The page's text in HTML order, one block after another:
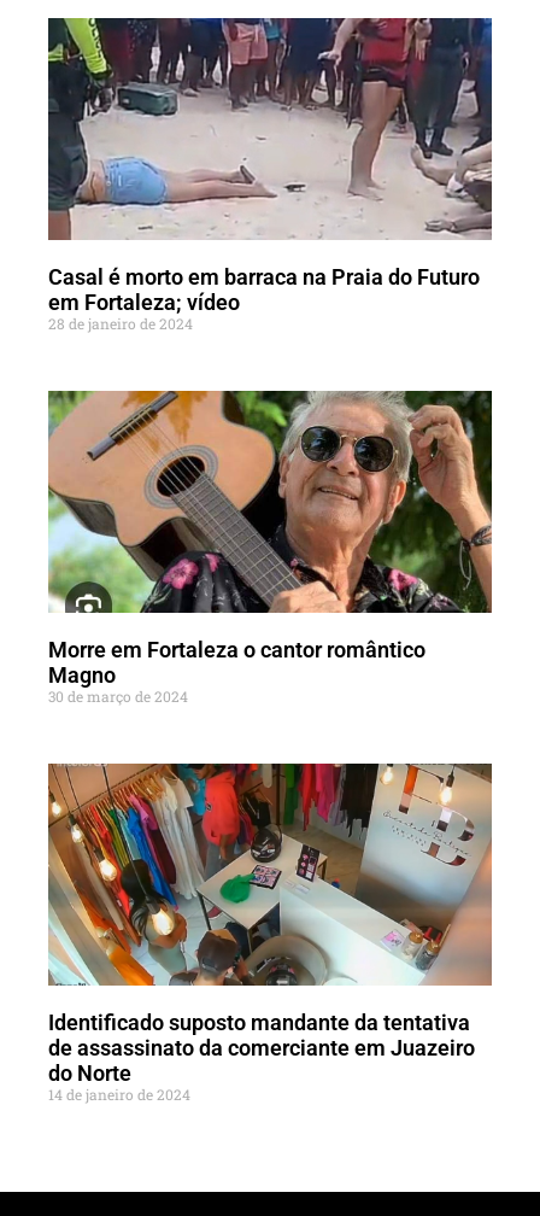
Casal é morto em barraca na Praia do Futuro
em Fortaleza; vídeo
28 de janeiro de 2024
Morre em Fortaleza o cantor romântico
Magno
30 de março de 2024
Identificado suposto mandante da tentativa
de assassinato da comerciante em Juazeiro
do Norte
14 de janeiro de 2024